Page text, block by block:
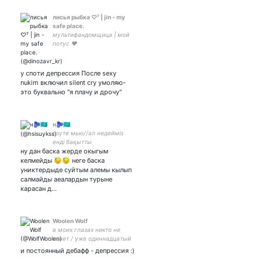
лисья рыбка ♡⁷ | jin - my
safe place.
мультифандомщица | мой
потус ♥️
у споти депрессия После sexy
nukim включил silent cry умоляю-
это буквально "я плачу и дрочу"
н🫐🇰🇿
гоуте мью//ал недейміз
енді бақытты
болыңдар//16y.o//🇰🇿💙💛
ну дан баска жерде окыгым
келмейды 😓😓 неге баска
униктердыде суйтым алемы кылып
салмайды аеалардын турыне
карасан д…
Woolen Wolf
в моих глазах никто не
тонет / уже одиннадцатый
год / в них сильный минус
снегопады / и лёд / © bro
и постоянный дебафф - депрессия :)